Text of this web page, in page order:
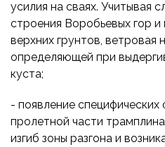
усилия на сваях. Учитывая
строения Воробьевых гор
верхних грунтов, ветровая
определяющей при
куста;
- появление
пролетной части
изгиб зоны разгона и